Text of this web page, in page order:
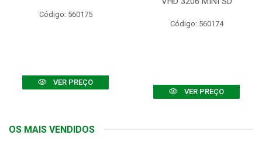
Código: 560175
VER PREÇO
Código: 560174
VER PREÇO
OS MAIS VENDIDOS